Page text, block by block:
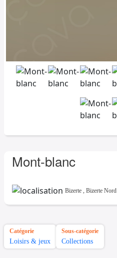
Mont-blanc
Bizerte , Bizerte Nord
Catégorie
Loisirs & jeux
Sous-catégorie
Collections